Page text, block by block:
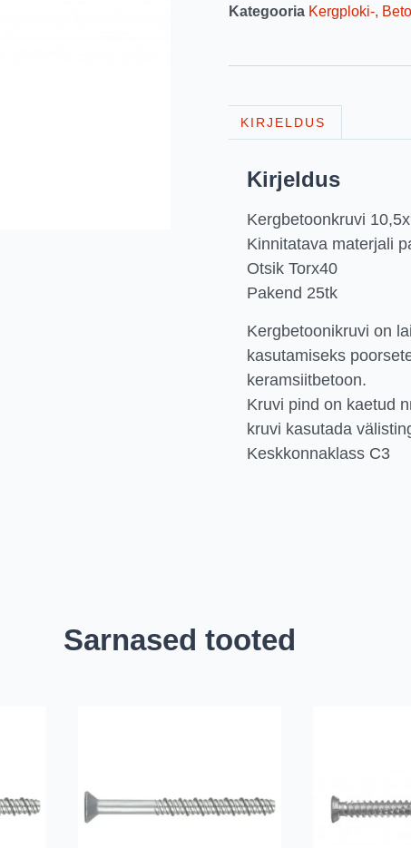
Kategooria Kergploki-,
KIRJELDUS
Kirjeldus
Kergbetoonkruvi
Kinnitatava materjali
Otsik Torx40
Pakend 25tk
Kergbetoonikruvi on
kasutamiseks
keramsiitbetoon.
Kruvi pind on kaetud
kruvi kasutada
Keskkonnaklass C3
Sarnased tooted